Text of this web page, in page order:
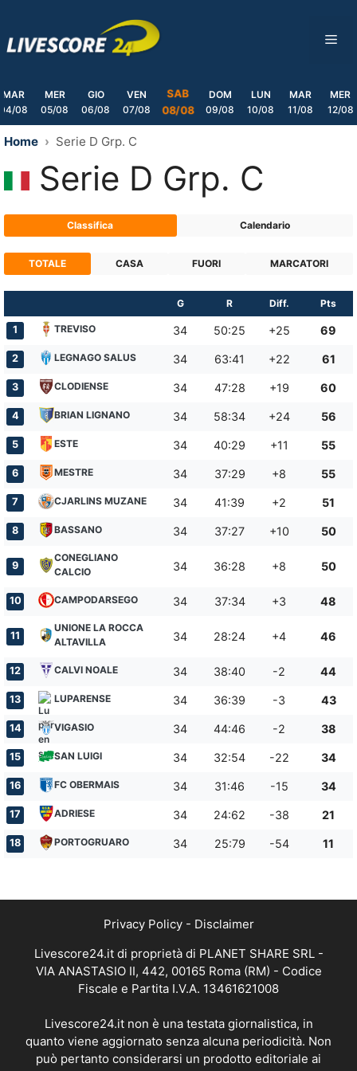
content
MAR
04/08
MER
05/08
GIO
06/08
VEN
07/08
SAB
08/08
DOM
09/08
LUN
10/08
MAR
11/08
MER
12/08
Home Serie D Grp. C
Serie D Grp. C
Classifica Calendario
TOTALE CASA FUORI MARCATORI
G R Diff. Pts
1 TREVISO 34 50:25 +25 69
2 LEGNAGO SALUS 34 63:41 +22 61
3 CLODIENSE 34 47:28 +19 60
4 BRIAN LIGNANO 34 58:34 +24 56
5 ESTE 34 40:29 +11 55
6 MESTRE 34 37:29 +8 55
7 CJARLINS MUZANE 34 41:39 +2 51
8 BASSANO 34 37:27 +10 50
9
CONEGLIANO
CALCIO
34 36:28 +8 50
10 CAMPODARSEGO 34 37:34 +3 48
11
UNIONE LA ROCCA
ALTAVILLA
34 28:24 +4 46
12 CALVI NOALE 34 38:40 -2 44
13 LUPARENSE 34 36:39 -3 43
14 VIGASIO 34 44:46 -2 38
15 SAN LUIGI 34 32:54 -22 34
16 FC OBERMAIS 34 31:46 -15 34
17 ADRIESE 34 24:62 -38 21
18 PORTOGRUARO 34 25:79 -54 11
Privacy Policy- Disclaimer
Livescore24.it di proprietà di PLANET SHARE SRL -
VIA ANASTASIO II, 442, 00165 Roma (RM) - Codice
Fiscale e Partita I.V.A. 13461621008
Livescore24.it non è una testata giornalistica, in
quanto viene aggiornato senza alcuna periodicità. Non
può pertanto considerarsi un prodotto editoriale ai